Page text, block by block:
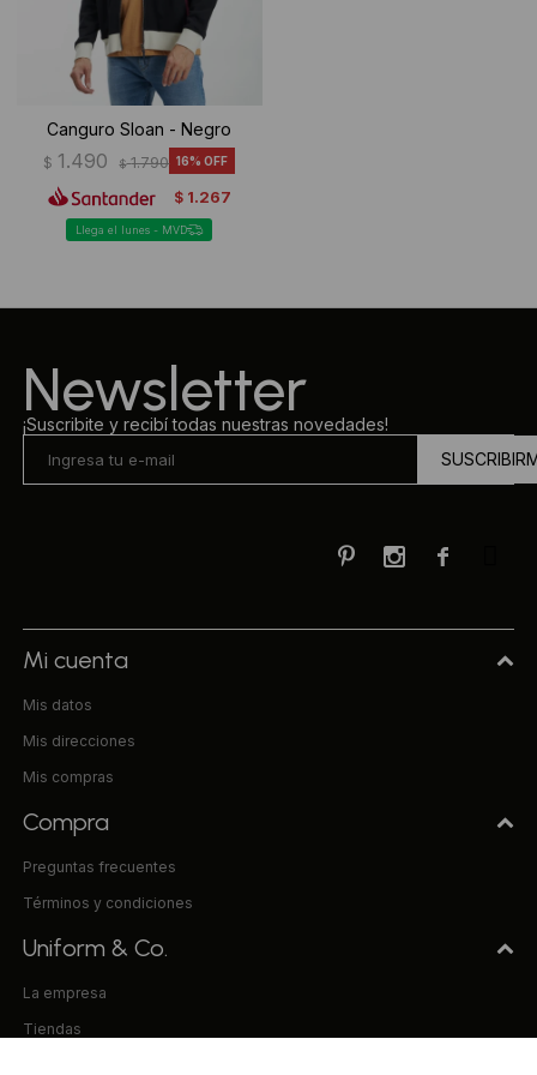
Canguro Sloan - Negro
$ 1.490 $ 1.790 16
$ 1.267
Llega el lunes - MVD
Newsletter
¡Suscribite y recibí todas nuestras novedades!

 
Mi cuenta
Mis datos
Mis direcciones
Mis compras
Compra
Preguntas frecuentes
Términos y condiciones
Uniform & Co.
La empresa
Tiendas